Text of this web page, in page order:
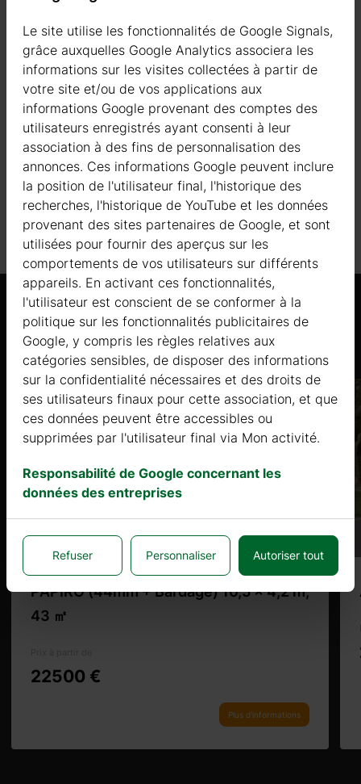
PAROIS
PORTES EN BOIS STANDARD
PLANCHER EN BOIS
SOLIVES AUTOCLAVÉES
TOITURE
Produits similaires
PAPIRO (44mm + Bardage) 10,5 x 4,2 m,
43 ㎡
22500 €
Plus d'informations
Le site utilise les fonctionnalités de Google Signals,
grâce auxquelles Google Analytics associera les
informations sur les visites collectées à partir de
votre site et/ou de vos applications aux
informations Google provenant des comptes des
utilisateurs enregistrés ayant consenti à leur
association à des fins de personnalisation des
annonces. Ces informations Google peuvent inclure
la position de l'utilisateur final, l'historique des
recherches, l'historique de YouTube et les données
provenant des sites partenaires de Google, et sont
utilisées pour fournir des aperçus sur les
comportements de vos utilisateurs sur différents
appareils. En activant ces fonctionnalités,
l'utilisateur est conscient de se conformer à la
politique sur les fonctionnalités publicitaires de
Google, y compris les règles relatives aux
catégories sensibles, de disposer des informations
sur la confidentialité nécessaires et des droits de
ses utilisateurs finaux pour cette association, et que
ces données peuvent être accessibles ou
supprimées par l'utilisateur final via Mon activité.
Responsabilité de Google concernant les
données des entreprises
Refuser Personnaliser Autoriser tout